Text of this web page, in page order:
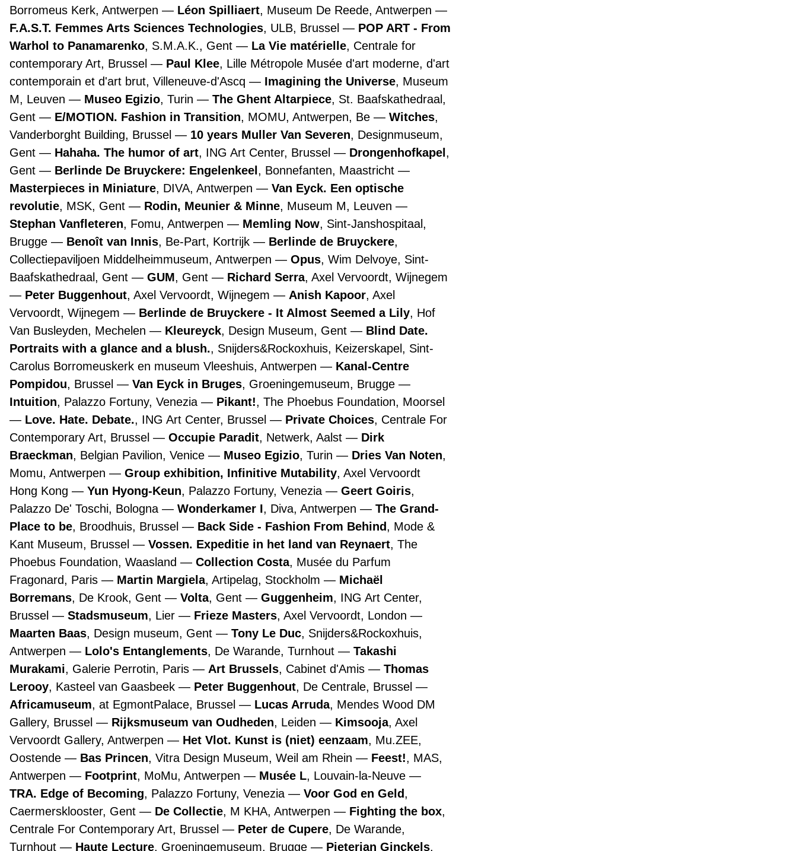
Borromeus Kerk, Antwerpen
Léon Spilliaert, Museum De Reede, Antwerpen
F.A.S.T. Femmes Arts Sciences Technologies, ULB, Brussel
POP ART - From
Warhol to Panamarenko, S.M.A.K., Gent La Vie matérielle, Centrale for
contemporary Art, Brussel
Paul Klee, Lille Métropole Musée d'art moderne, d'art
contemporain et d'art brut, Villeneuve-d'Ascq
Imagining the Universe, Museum
M, Leuven
Museo Egizio, Turin The Ghent Altarpiece, St. Baafskathedraal,
Gent
E/MOTION. Fashion in Transition, MOMU, Antwerpen, Be Witches,
Vanderborght Building, Brussel
10 years Muller Van Severen, Designmuseum,
Gent
Hahaha. The humor of art, ING Art Center, Brussel Drongenhofkapel ,
Gent
Berlinde De Bruyckere: Engelenkeel , Bonnefanten, Maastricht
Masterpieces in Miniature, DIVA, Antwerpen
Van Eyck. Een optische
revolutie, MSK, Gent Rodin, Meunier & Minne, Museum M, Leuven
Stephan Vanfleteren, Fomu, Antwerpen Memling Now, Sint-Janshospitaal,
Brugge
Benoît van Innis, Be-Part, Kortrijk Berlinde de Bruyckere,
Collectiepaviljoen Middelheimmuseum, Antwerpen
Opus, Wim Delvoye, Sint-
Baafskathedraal, Gent
GUM, Gent Richard Serra, Axel Vervoordt, Wijnegem
Peter Buggenhout, Axel Vervoordt, Wijnegem Anish Kapoor, Axel
Vervoordt, Wijnegem
Berlinde de Bruyckere - It Almost Seemed a Lily, Hof
Van Busleyden, Mechelen
Kleureyck, Design Museum, Gent
Blind Date.
Portraits with a glance and a blush., Snijders&Rockoxhuis, Keizerskapel, Sint-
Carolus Borromeuskerk en museum Vleeshuis, Antwerpen
Kanal-Centre
Pompidou, Brussel Van Eyck in Bruges, Groeningemuseum, Brugge
Intuition, Palazzo Fortuny, Venezia Pikant!, The Phoebus Foundation, Moorsel
Love. Hate. Debate., ING Art Center, Brussel Private Choices, Centrale For
Contemporary Art, Brussel
Occupie Paradit, Netwerk, Aalst
Dirk
Braeckman, Belgian Pavilion, Venice Museo Egizio, Turin Dries Van Noten,
Momu, Antwerpen
Group exhibition, Infinitive Mutability, Axel Vervoordt
Hong Kong
Yun Hyong-Keun, Palazzo Fortuny, Venezia Geert Goiris,
Palazzo De' Toschi, Bologna
Wonderkamer I, Diva, Antwerpen
The Grand-
Place to be, Broodhuis, Brussel Back Side - Fashion From Behind, Mode &
Kant Museum, Brussel
Vossen. Expeditie in het land van Reynaert, The
Phoebus Foundation, Waasland
Collection Costa, Musée du Parfum
Fragonard, Paris
Martin Margiela, Artipelag, Stockholm
Michaël
Borremans, De Krook, Gent Volta, Gent Guggenheim, ING Art Center,
Brussel
Stadsmuseum, Lier Frieze Masters, Axel Vervoordt, London
Maarten Baas, Design museum, Gent Tony Le Duc, Snijders&Rockoxhuis,
Antwerpen
Lolo's Entanglements, De Warande, Turnhout
Takashi
Murakami, Galerie Perrotin, Paris Art Brussels, Cabinet d'Amis
Thomas
Lerooy, Kasteel van Gaasbeek Peter Buggenhout, De Centrale, Brussel
Africamuseum, at EgmontPalace, Brussel Lucas Arruda, Mendes Wood DM
Gallery, Brussel
Rijksmuseum van Oudheden, Leiden Kimsooja, Axel
Vervoordt Gallery, Antwerpen
Het Vlot. Kunst is (niet) eenzaam, Mu.ZEE,
Oostende
Bas Princen, Vitra Design Museum, Weil am Rhein Feest!, MAS,
Antwerpen
Footprint, MoMu, Antwerpen Musée L, Louvain-la-Neuve
TRA. Edge of Becoming, Palazzo Fortuny, Venezia Voor God en Geld,
Caermersklooster, Gent
De Collectie, M KHA, Antwerpen Fighting the box,
Centrale For Contemporary Art, Brussel
Peter de Cupere, De Warande,
Turnhout
Haute Lecture, Groeningemuseum, Brugge Pieterjan Ginckels,